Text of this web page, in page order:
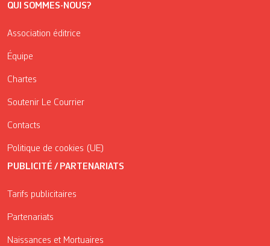
QUI SOMMES-NOUS?
Association éditrice
Équipe
Chartes
Soutenir Le Courrier
Contacts
Politique de cookies (UE)
PUBLICITÉ / PARTENARIATS
Tarifs publicitaires
Partenariats
Naissances et Mortuaires